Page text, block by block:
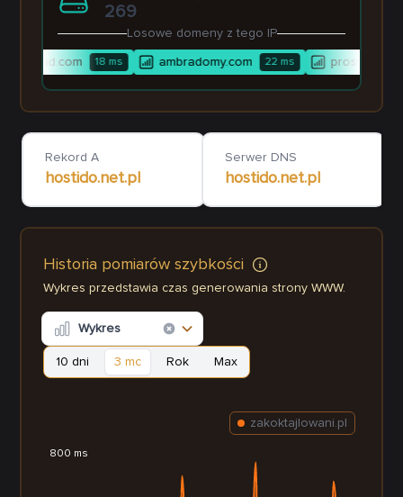
269
Losowe domeny z tego IP
18ms ambradomy.com 22ms
Rekord A
hostido.net.pl
Serwer DNS
hostido.net.pl
Historia pomiarów szybkości
Wykres przedstawia czas generowania strony WWW.
Wykres
10 dni 3 mc Rok Max
800 ms
zakoktajlowani.pl